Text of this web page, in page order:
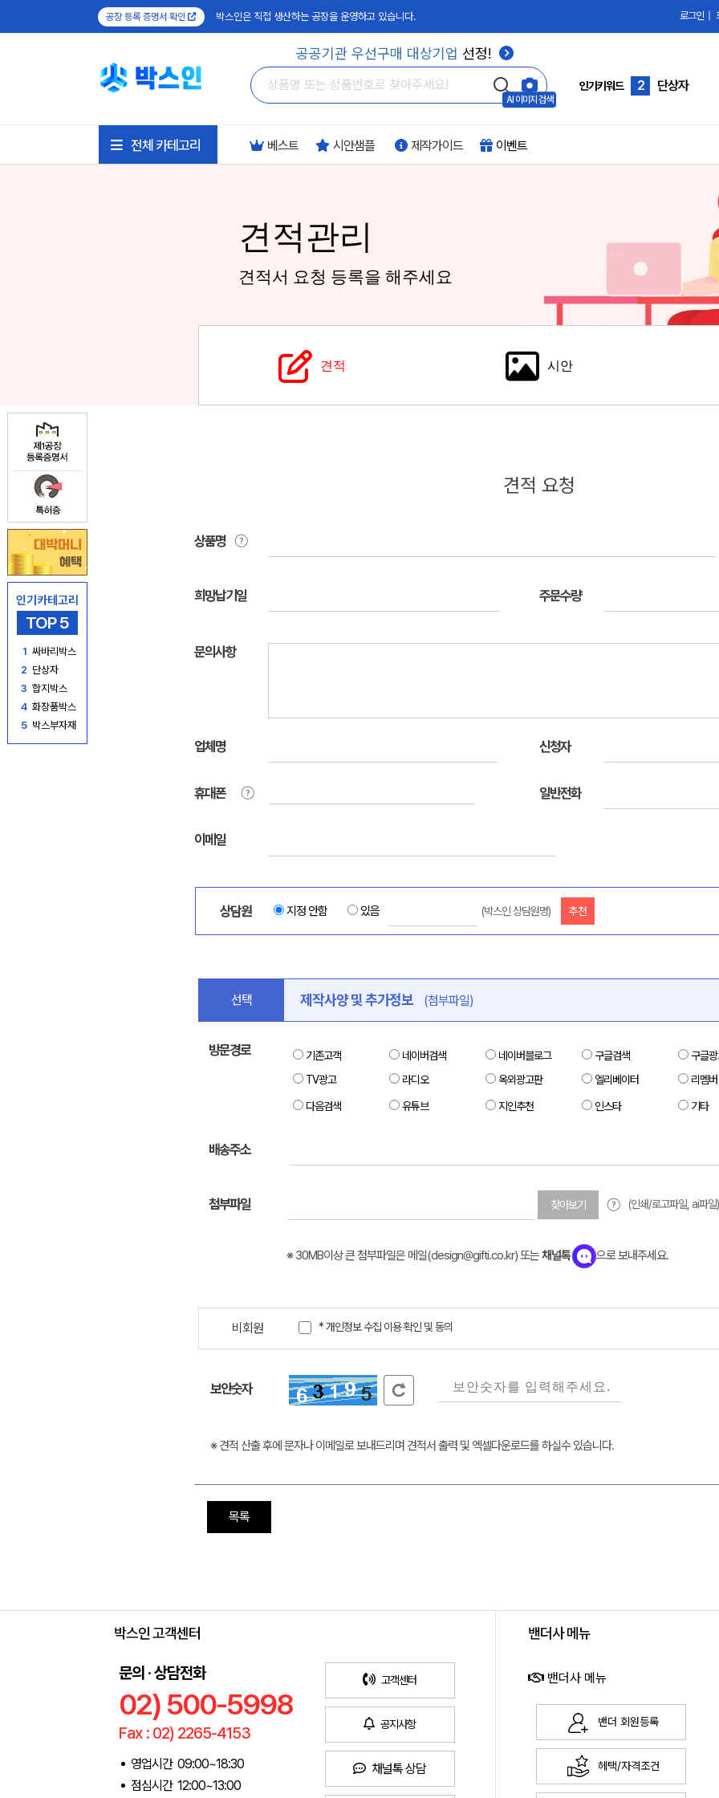
공장 등록 증명서 확인 박스인은 직접 생산하는 공장을 운영하고 있습니다. 로그인
공공기관 우선구매 대상기업 선정!
AI 이미지 검색
인기키워드
싸바리박스
3
칼라박스
10
부자재
1
싸바리박스
인기카테고리
TOP 5
1 싸바리박스
2 단상자
3 합지박스
4 화장품박스
5 박스부자재
전체 카테고리 베스트 시안샘플 제작가이드 이벤트
견적관리
견적서 요청 등록을 해주세요
견적 시안
견적 요청
상품명
희망납기일 주문수량
문의사항
업체명 신청자
휴대폰 일반전화
이메일
상담원 지정 안함 있음 (박스인 상담원명) 추천
선택 제작사양 및 추가정보 (첨부파일)
방문경로 기존고객 네이버검색 네이버블로그 구글검색
구글
TV광고
라디오 옥외광고판 엘리베이터 리멤버
다음검색 유튜브 지인추천 인스타 기타
배송주소
첨부파일 찾아보기 (인쇄/로고파일, ai파일)
※ 30MB이상 큰 첨부파일은 메일(design@gifti.co.kr) 또는채널톡 으로 보내주세요.
비회원 * 개인정보 수집 이용 확인 및 동의
보안숫자
※ 견적 산출 후에 문자나 이메일로 보내드리며 견적서 출력 및 엑셀다운로드를 하실수 있습니다.
목록
박스인 고객센터 밴더사 메뉴
문의 · 상담전화
02) 500-5998
Fax : 02) 2265-4153
영업시간 09:00~18:30
점심시간 12:00~13:00
고객센터
공지사항
채널톡 상담
밴더사 메뉴
밴더 회원등록
헤택/자격조건